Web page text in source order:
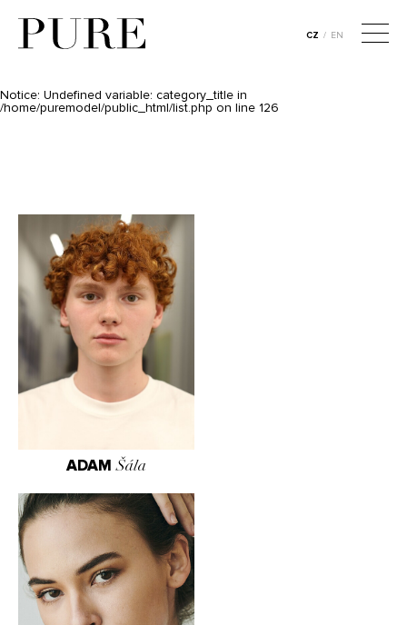
Notice: Undefined variable: category_id in
/home/puremodel/public_html/list.php
Notice: Undefined variable: category_title in
/home/puremodel/public_html/list.php on line 126
CZ / EN
CZ / EN
ADAM Šála